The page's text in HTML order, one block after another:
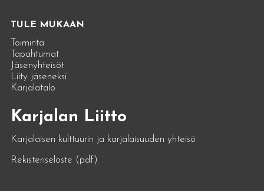
TULE MUKAAN
Toiminta
Tapahtumat
Jäsenyhteisöt
Liity jäseneksi
Karjalatalo
Karjalan Liitto
Karjalaisen kulttuurin ja karjalaisuuden yhteisö
Rekisteriseloste (pdf)